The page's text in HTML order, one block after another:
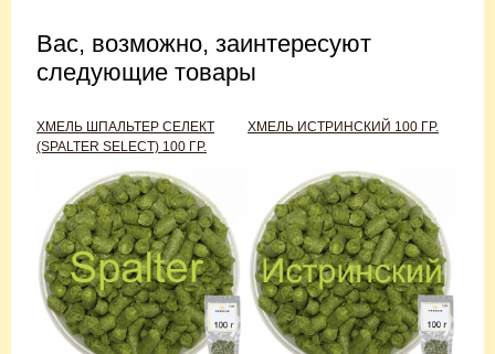
Вас, возможно, заинтересуют
следующие товары
ХМЕЛЬ ШПАЛЬТЕР СЕЛЕКТ
(SPALTER SELECT) 100 ГР.
ХМЕЛЬ ИСТРИНСКИЙ 100 ГР.